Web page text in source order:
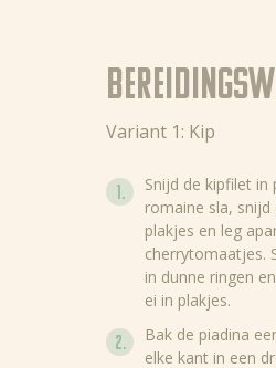
Variant 1: Kip
Snijd de kipfilet in
romaine sla, snijd
plakjes en leg
cherrytomaatjes.
in dunne ringen
ei in plakjes.
Bak de piadina
elke kant in een